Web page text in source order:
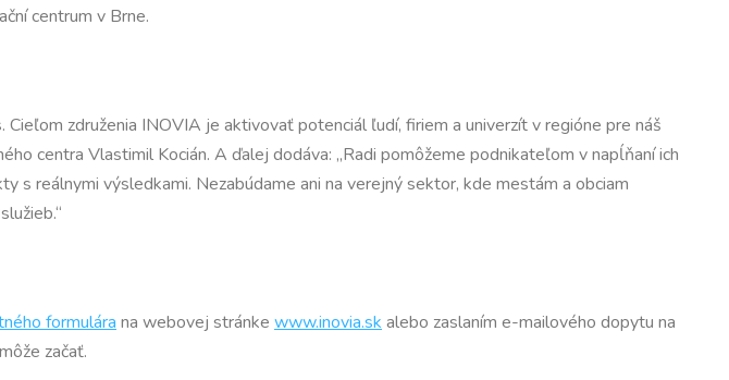
centrum v Brne.
združenia INOVIA je aktivovať potenciál ľudí, firiem a univerzít v regióne pre náš
centra Vlastimil Kocián. A ďalej dodáva: „Radi pomôžeme podnikateľom v napĺňaní ich
s reálnymi výsledkami. Nezabúdame ani na verejný sektor, kde mestám a obciam
formulára na webovej stránke www.inovia.sk alebo zaslaním e-mailového dopytu na
začať.